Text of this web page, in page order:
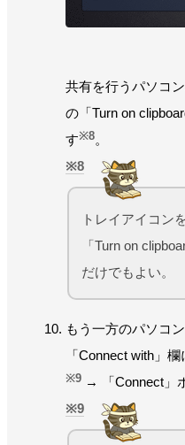
共有を行うパソコ
の「Turn on
す※8。
8
トレイアイコン
「Turn on
だけでもよい。
もう一方のパソコ
「Connect with」
※9 → 「Connect」
9